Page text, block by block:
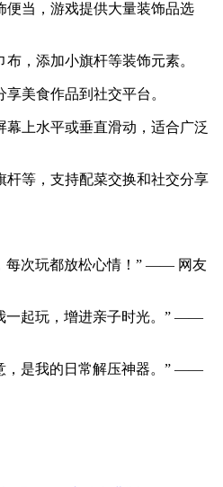
便当，游戏提供大量装饰品选
，添加小旗杆等装饰元素。
美食作品到社交平台。
幕上水平或垂直滑动，适合广泛
杆等，支持配菜交换和社交分享
每次玩都放松心情！” —— 网友
一起玩，增进亲子时光。” ——
，是我的日常解压神器。” ——